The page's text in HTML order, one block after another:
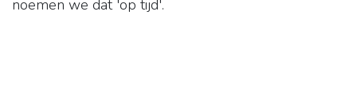
noemen we dat 'op tijd'.